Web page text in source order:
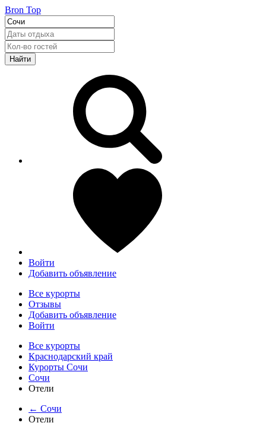
Bron Top
Найти
Войти
Добавить объявление
Все курорты
Отзывы
Добавить объявление
Войти
Все курорты
Краснодарский край
Курорты Сочи
Сочи
Отели
← Сочи
Отели